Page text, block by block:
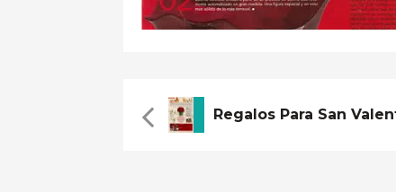
Regalos Para San